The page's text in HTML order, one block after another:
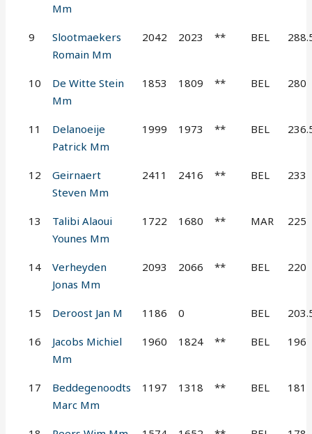
Mm
9
Slootmaekers
Romain Mm
2042 2023 ** BEL
10
De Witte Stein
Mm
1853 1809 ** BEL 280
11
Delanoeije
Patrick Mm
1999 1973 ** BEL
12
Geirnaert
Steven Mm
2411 2416 ** BEL 233
13
Talibi Alaoui
Younes Mm
1722 1680 ** MAR 225
14
Verheyden
Jonas Mm
2093 2066 ** BEL 220
15 Deroost Jan M 1186 0 BEL
16
Jacobs Michiel
Mm
1960 1824 ** BEL 196
17
Beddegenoodts
Marc Mm
1197 1318 ** BEL 181